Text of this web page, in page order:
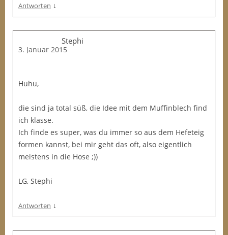
Antworten ↓
Stephi
3. Januar 2015
Huhu,
die sind ja total süß, die Idee mit dem Muffinblech find
ich klasse.
Ich finde es super, was du immer so aus dem Hefeteig
formen kannst, bei mir geht das oft, also eigentlich
meistens in die Hose ;))
LG, Stephi
Antworten ↓